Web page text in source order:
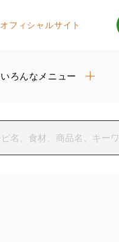
オフィシャルサイト
いろんなメニュー